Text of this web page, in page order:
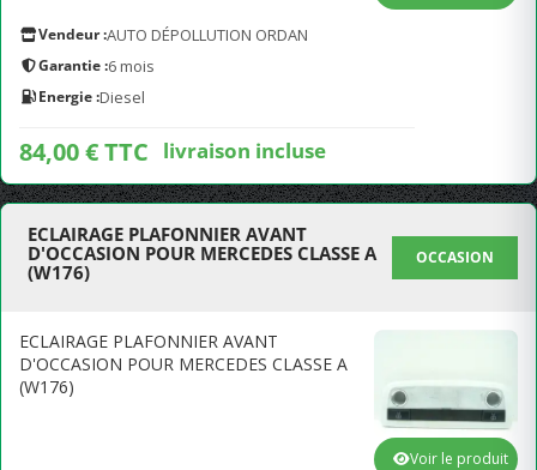
Vendeur :AUTO DÉPOLLUTION ORDAN
Garantie :6 mois
Energie :Diesel
84,00 € TTC livraison incluse
ECLAIRAGE PLAFONNIER AVANT
D'OCCASION POUR MERCEDES CLASSE A
(W176)
OCCASION
ECLAIRAGE PLAFONNIER AVANT
D'OCCASION POUR MERCEDES CLASSE A
(W176)
Voir le produit